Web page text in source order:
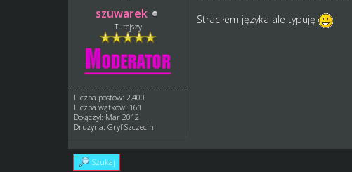
szuwarek
Tutejszy
Liczba postów: 2,400
Liczba wątków: 161
Dołączył: Mar 2012
Drużyna: Gryf Szczecin
Straciłem języka ale typuję
Szukaj